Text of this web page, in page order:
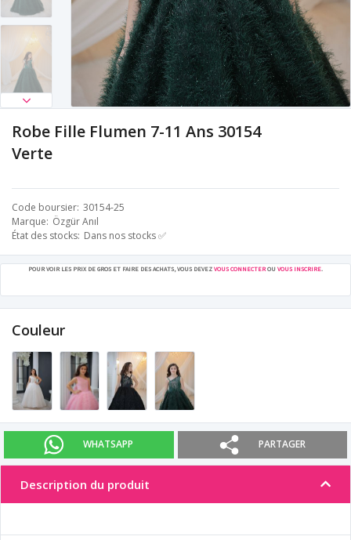
Robe Fille Flumen 7-11 Ans 30154
Verte
Code boursier 30154-25
Marque Özgür Anıl
État des stocks Dans nos stocks ✅
POUR VOIR LES PRIX DE GROS ET FAIRE DES ACHATS, VOUS DEVEZ VOUS CONNECTEROU VOUS INSCRIRE
Couleur
WHATSAPP PARTAGER
Description du produit